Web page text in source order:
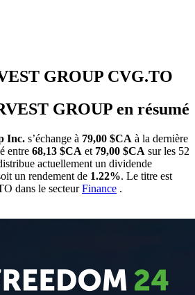
GROUP CVG.TO
GROUP en résumé
Inc. s’échange à 79,00 $CA à la dernière
entre 68,13 $CA et 79,00 $CA sur les 52
actuellement un dividende
un rendement de 1.22%. Le titre est
dans le secteurFinance .